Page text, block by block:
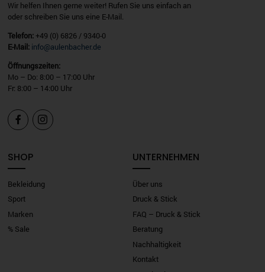
Wir helfen Ihnen gerne weiter! Rufen Sie uns einfach an
oder schreiben Sie uns eine E-Mail.
Telefon:+49 (0) 6826 / 9340-0
E-Mail: info@aulenbacher.de
Öffnungszeiten:
Mo – Do: 8:00 – 17:00 Uhr
Fr: 8:00 – 14:00 Uhr
 
SHOP
Bekleidung
Sport
Marken
% Sale
UNTERNEHMEN
Über uns
Druck & Stick
FAQ – Druck & Stick
Beratung
Nachhaltigkeit
Kontakt